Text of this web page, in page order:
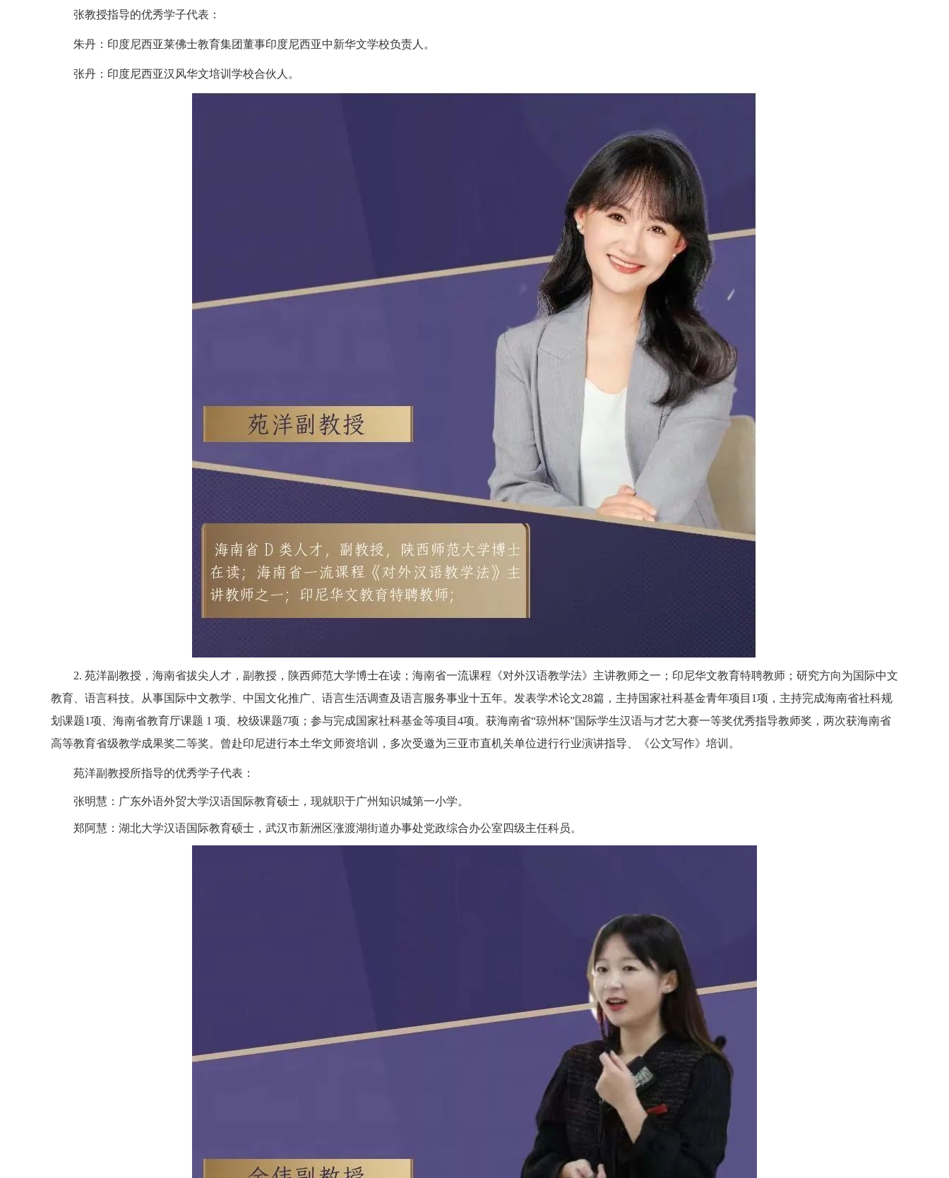
张教授指导的优秀学子代表：
朱丹：印度尼西亚莱佛士教育集团董事印度尼西亚中新华文学校负责人。
张丹：印度尼西亚汉风华文培训学校合伙人。
2. 苑洋副教授，海南省拔尖人才，副教授，陕西师范大学博士在读；海南省一流课程《对外汉语教学法》主讲教师之一；印尼华文教育特聘教师；研究方向为国际中文
教育、语言科技。
从事国际中文教学、中国文化推广、语言生活调查及语言服务事业十五年。发表学术论文28篇，主持国家社科基金青年项目 1项，主持完成海南省社科规
划课题1项、海南省教育厅课题 1 项、校级课题7项；参与完成国家社科基金等项目 4项。获海南省“琼州杯”国际学生汉语与才艺大赛一等奖优秀指导教师奖，两次获海南省
高等教育省级教学成果奖二等奖。曾赴印尼进行本土华文师资培训，多次受邀为三亚市直机关单位进行行业演讲指导、《公文写作》培训。
苑洋副教授所指导的优秀学子代表：
张明慧：广东外语外贸大学汉语国际教育硕士，现就职于广州知识城第一小学。
郑阿慧：湖北大学汉语国际教育硕士，武汉市新洲区涨渡湖街道办事处党政综合办公室四级主任科员。